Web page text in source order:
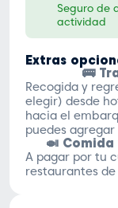
Seguro de
actividad
Extras
🚌
Recogida y
elegir) desde
hacia el
puedes
🍛
A pagar por tu
restaurantes de